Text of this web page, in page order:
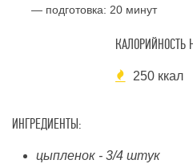
— подготовка: 20 минут
КАЛОРИЙНОСТЬ
250 ккал
ИНГРЕДИЕНТЫ:
цыпленок - 3/4 штук